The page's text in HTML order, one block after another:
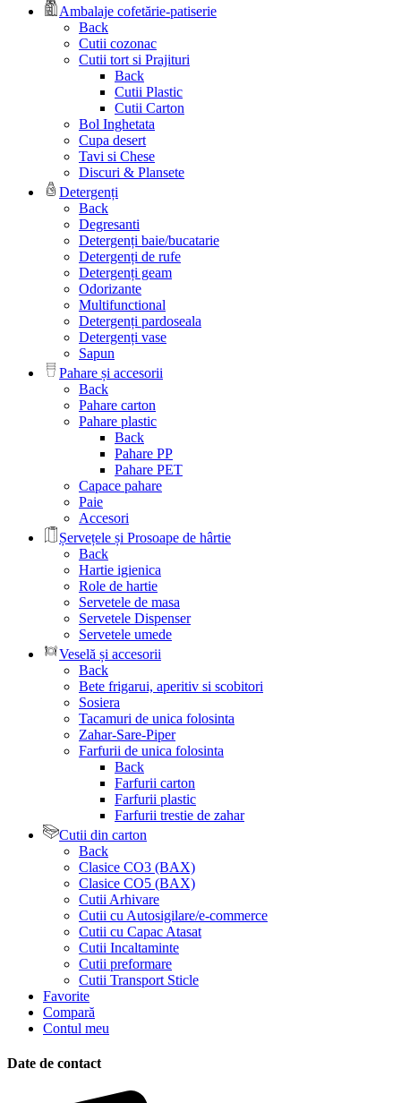
Ambalaje cofetărie-patiserie
Back
Cutii cozonac
Cutii tort si Prajituri
Back
Cutii Plastic
Cutii Carton
Bol Inghetata
Cupa desert
Tavi si Chese
Discuri & Plansete
Detergenți
Back
Degresanti
Detergenți baie/bucatarie
Detergenți de rufe
Detergenți geam
Odorizante
Multifunctional
Detergenți pardoseala
Detergenți vase
Sapun
Pahare și accesorii
Back
Pahare carton
Pahare plastic
Back
Pahare PP
Pahare PET
Capace pahare
Paie
Accesori
Șervețele și Prosoape de hârtie
Back
Hartie igienica
Role de hartie
Servetele de masa
Servetele Dispenser
Servetele umede
Veselă și accesorii
Back
Bete frigarui, aperitiv si scobitori
Sosiera
Tacamuri de unica folosinta
Zahar-Sare-Piper
Farfurii de unica folosinta
Back
Farfurii carton
Farfurii plastic
Farfurii trestie de zahar
Cutii din carton
Back
Clasice CO3 (BAX)
Clasice CO5 (BAX)
Cutii Arhivare
Cutii cu Autosigilare/e-commerce
Cutii cu Capac Atasat
Cutii Incaltaminte
Cutii preformare
Cutii Transport Sticle
Favorite
Compară
Contul meu
Date de contact